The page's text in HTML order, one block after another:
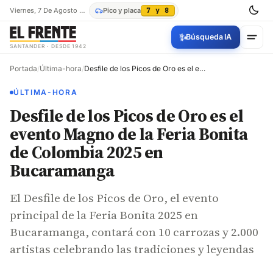
Viernes, 7 De Agosto De 2026 Pico y placa 7 y 8
SANTANDER · DESDE 1942
✨Búsqueda IA
Portada/Última-hora/ Desfile de los Picos de Oro es el evento Magno de la Feria Bonita de Colombia 2025 en Bucaramanga
ÚLTIMA-HORA
Desfile de los Picos de Oro es el
evento Magno de la Feria Bonita
de Colombia 2025 en
Bucaramanga
El Desfile de los Picos de Oro, el evento
principal de la Feria Bonita 2025 en
Bucaramanga, contará con 10 carrozas y 2.000
artistas celebrando las tradiciones y leyendas